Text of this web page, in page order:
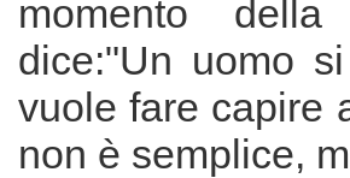
momento
dice:"Un uomo
vuole fare capire
non è semplice,